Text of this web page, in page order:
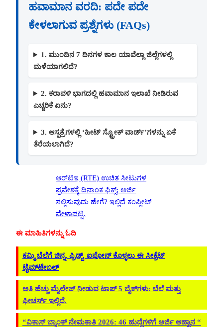
ಹವಾಮಾನ ವರದಿ: ಪದೇ ಪದೇ
ಕೇಳಲಾಗುವ ಪ್ರಶ್ನೆಗಳು (FAQs)
1. ಮುಂದಿನ 7 ದಿನಗಳ ಕಾಲ ಯಾವೆಲ್ಲಾ ಜಿಲ್ಲೆಗಳಲ್ಲಿ
ಮಳೆಯಾಗಲಿದೆ?
2. ಕರಾವಳಿ ಭಾಗದಲ್ಲಿ ಹವಾಮಾನ ಇಲಾಖೆ ನೀಡಿರುವ
ಎಚ್ಚರಿಕೆ ಏನು?
3. ಆಸ್ಪತ್ರೆಗಳಲ್ಲಿ ‘ಹೀಟ್ ಸ್ಟ್ರೋಕ್ ವಾರ್ಡ್’ಗಳನ್ನು ಏಕೆ
ತೆರೆಯಲಾಗಿದೆ?
ಆರ್‌ಟಿಇ (RTE) ಉಚಿತ ಸೀಟುಗಳ
ಪ್ರವೇಶಕ್ಕೆ ದಿನಾಂಕ ಫಿಕ್ಸ್; ಅರ್ಜಿ
ಸಲ್ಲಿಸುವುದು ಹೇಗೆ? ಇಲ್ಲಿದೆ ಕಂಪ್ಲೀಟ್
ವೇಳಾಪಟ್ಟಿ.
ಈ ಮಾಹಿತಿಗಳನ್ನು ಓದಿ
ಕಮ್ಮಿ ಬೆಲೆಗೆ ಚಿನ್ನ, ಫ್ರಿಡ್ಜ್, ಐಫೋನ್ ಕೊಳ್ಳಲು ಈ ಸೀಕ್ರೆಟ್
ಟೈಮ್‌ಟೇಬಲ್
ಅತಿ ಹೆಚ್ಚು ಮೈಲೇಜ್ ನೀಡುವ ಟಾಪ್ 5 ಬೈಕ್‌ಗಳು: ಬೆಲೆ ಮತ್ತು
ಫೀಚರ್ಸ್ ಇಲ್ಲಿದೆ.
“ವಿಕಾಸ್ ಬ್ಯಾಂಕ್ ನೇಮಕಾತಿ 2026: 46 ಹುದ್ದೆಗಳಿಗೆ ಅರ್ಜಿ ಆಹ್ವಾನ “